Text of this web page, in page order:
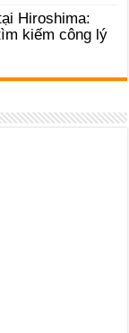
Hiroshima:
kiếm công lý